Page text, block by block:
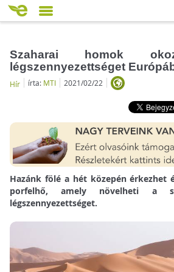
Szaharai homok
légszennyezettséget
Hír írta: MTI 2021/02/22
Hazánk fölé a hét közepén érkezhet
porfelhő, amely növelheti a
légszennyezettséget.